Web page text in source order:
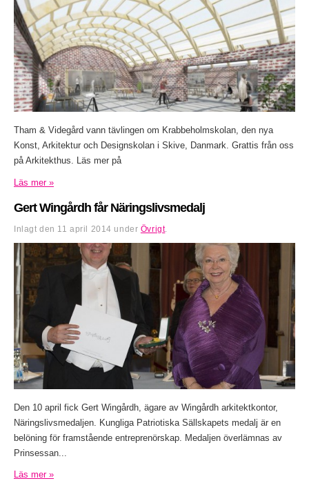
Tham & Videgård vann tävlingen om Krabbeholmskolan, den nya
Konst, Arkitektur och Designskolan i Skive, Danmark. Grattis från oss
på Arkitekthus. Läs mer på
Läs mer »
Gert Wingårdh får Näringslivsmedalj
Inlagt den 11 april 2014 under Övrigt.
Den 10 april fick Gert Wingårdh, ägare av Wingårdh arkitektkontor,
Näringslivsmedaljen. Kungliga Patriotiska Sällskapets medalj är en
belöning för framstående entreprenörskap. Medaljen överlämnas av
Prinsessan...
Läs mer »